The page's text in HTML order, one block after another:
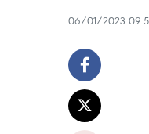
06/01/2023